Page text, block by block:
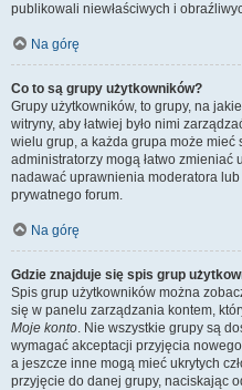
publikowali niewłaściwych i
Na górę
Co to są grupy użytkowników?
Grupy użytkowników, to grupy, na
witryny, aby łatwiej było nimi
wielu grup, a każda grupa może mieć
administratorzy mogą łatwo
nadawać uprawnienia moderatora
prywatnego forum.
Na górę
Gdzie znajduje się spis grup
Spis grup użytkowników można
się w panelu zarządzania kontem,
Moje konto. Nie wszystkie grupy są
wymagać akceptacji przyjęcia
a jeszcze inne mogą mieć ukrytych
przyjęcie do danej grupy, naciskając